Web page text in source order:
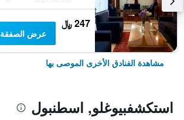
247 ﷼
عرض الصفقة
مشاهدة الفنادق الأخرى الموصى بها
استكشفبيوغلو, اسطنبول